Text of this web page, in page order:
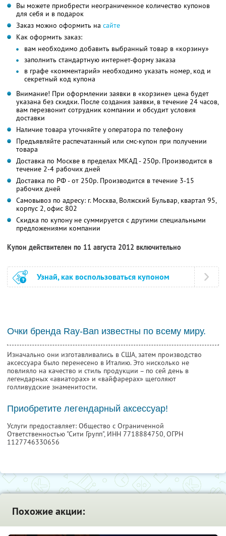
Вы можете приобрести неограниченное количество купонов
для себя и в подарок
Заказ можно оформить на сайте
Как оформить заказ:
вам необходимо добавить выбранный товар в «корзину»
заполнить стандартную интернет-форму заказа
в графе «комментарий» необходимо указать номер, код и
секретный код купона
Внимание! При оформлении заявки в «корзине» цена будет
указана без скидки. После создания заявки, в течение 24 часов,
вам перезвонит сотрудник компании и обсудит условия
доставки
Наличие товара уточняйте у оператора по телефону
Предъявляйте распечатанный или смс-купон при получении
товара
Доставка по Москве в пределах МКАД - 250р. Производится в
течение 2-4 рабочих дней
Доставка по РФ - от 250р. Производится в течение 3-15
рабочих дней
Самовывоз по адресу: г. Москва, Волжский Бульвар, квартал 95,
корпус 2, офис 802
Скидка по купону не суммируется с другими специальными
предложениями компании
Купон действителен по 11 августа 2012 включительно
Узнай, как воспользоваться купоном
Очки бренда Ray-Ban известны по всему миру.
Изначально они изготавливались в США, затем производство
аксессуара было перенесено в Италию. Это нисколько не
повлияло на качество и стиль продукции – по сей день в
легендарных «авиаторах» и «вайфарерах» щеголяют
голливудские знаменитости.
Приобретите легендарный аксессуар!
Услуги предоставляет: Общество с Ограниченной
Ответственностью "Сити Групп", ИНН 7718884750, ОГРН
1127746330656
Похожие акции: